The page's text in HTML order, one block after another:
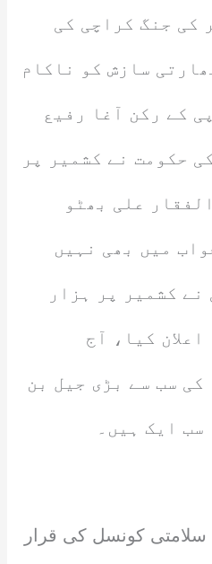
کی جنگ کراچی کی
سازش کو ناکام
کے رکن آغا رفیع
حکومت نے کشمیر پر
علی بھٹو
میں بھی نہیں
کشمیر پر ہزار
کیا، آج
کی سب سے بڑی جیل بن
سب ایک ہیں۔
سلامتی کونسل کی قرار